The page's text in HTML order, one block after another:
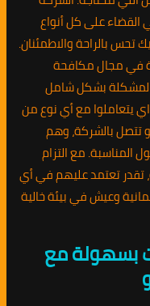
على كل أنواع
تحس بالراحة والاطمئنان.
في مجال مكافحة
المشكلة بشكل شامل
يتعاملوا مع أي نوع من
تتصل بالشركة، وهم
المناسبة. مع التزام
خدمة على مدار 24 ساعة، تقدر تعتمد عليهم في أي
وعيش في بيئة خالية
بسهولة مع